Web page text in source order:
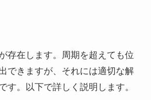
存在します。周期を超えても位
できますが、それには適切な解
す。以下で詳しく説明します。